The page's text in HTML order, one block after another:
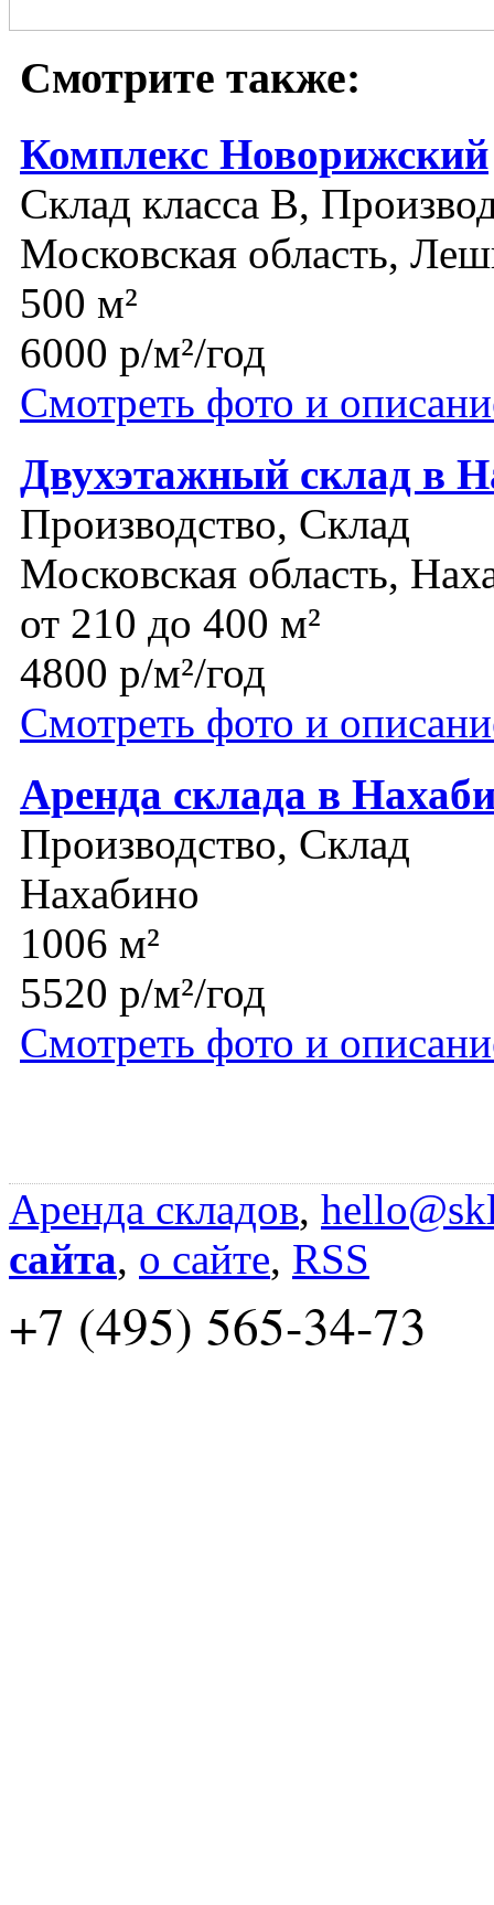
Смотрите также:
Комплекс Новорижский
Склад класса B,
Московская область,
500 м²
6000 р/м²/год
Смотреть фото и
Двухэтажный склад в
Производство, Склад
Московская область,
от 210 до 400 м²
4800 р/м²/год
Смотреть фото и
Аренда склада в
Производство, Склад
Нахабино
1006 м²
5520 р/м²/год
Смотреть фото и
Аренда складов,
сайта, о сайте, RSS
+7 (495) 565-34-73